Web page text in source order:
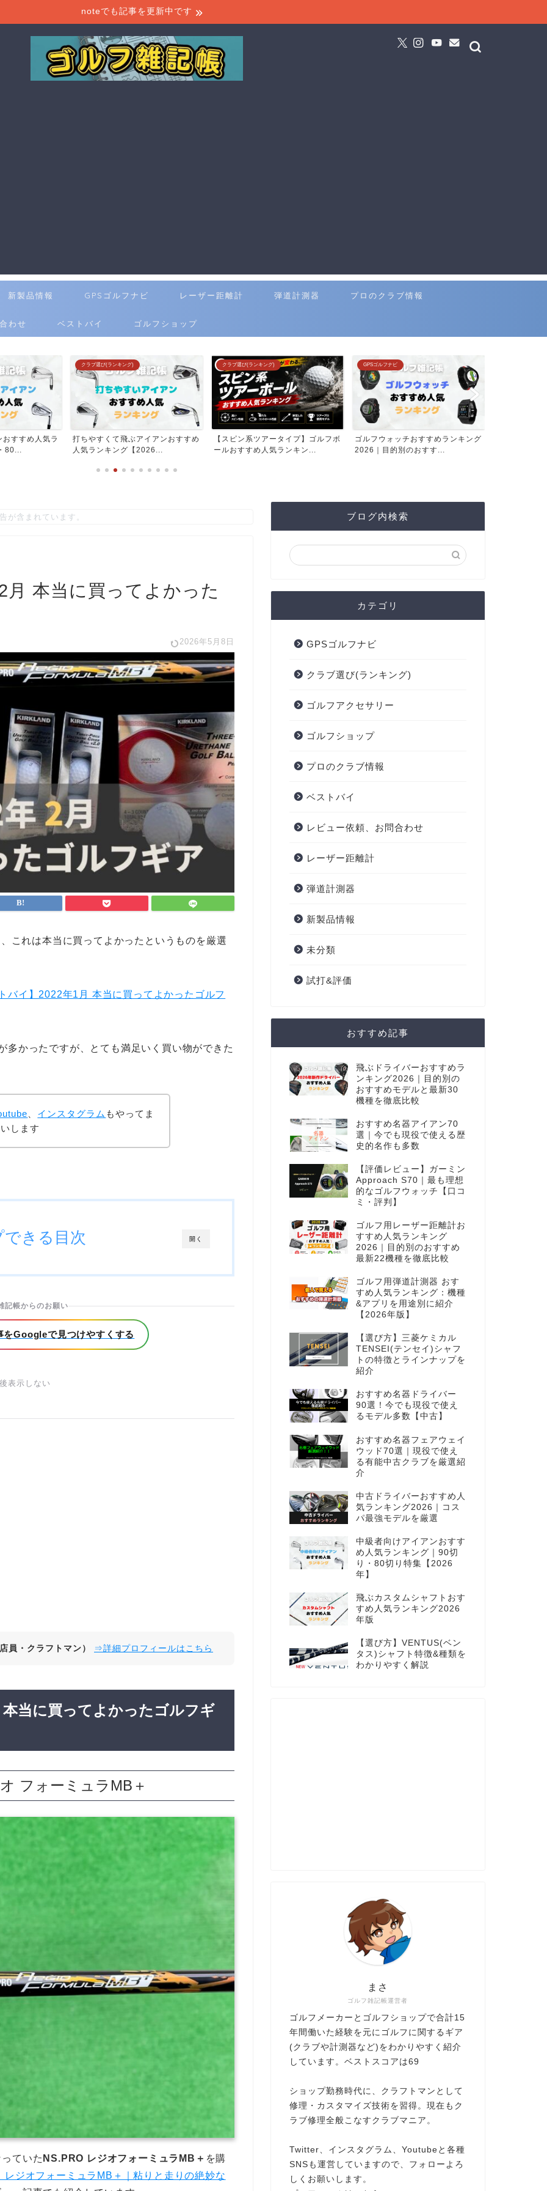
noteでも記事を更新中です
新製品情報 GPSゴルフナビ レーザー距離計 弾道計測器 プロのクラブ情報
わせ ベストバイ ゴルフショップ
すすめ人気ラ
80...
クラブ選び(ランキング)
打ちやすくて飛ぶアイアンおすすめ
人気ランキング【2026...
クラブ選び(ランキング)
【スピン系ツアータイプ】ゴルフボ
ールおすすめ人気ランキン...
GPSゴルフナビ
ゴルフウォッチおすすめランキング
2026｜目的別のおすす...
が含まれています。
本当に買ってよかった
2026年5月8日
これは本当に買ってよかったというものを厳選
バイ】2022年1月 本当に買ってよかったゴルフ
多かったですが、とても満足いく買い物ができた
インスタグラム もやってま
します
開く
きる目次
記帳からのお願い
をGoogleで見つけやすくする
表示しない
員・クラフトマン） ⇒詳細プロフィールはこちら
当に買ってよかったゴルフギ
フォーミュラMB＋
ていた NS.PRO レジオフォーミュラMB＋ を購
ジオフォーミュラMB＋｜粘りと走りの絶妙な
ブログ内検索
カテゴリ
GPSゴルフナビ
クラブ選び(ランキング)
ゴルフアクセサリー
ゴルフショップ
プロのクラブ情報
ベストバイ
レビュー依頼、お問合わせ
レーザー距離計
弾道計測器
新製品情報
未分類
試打&評価
おすすめ記事
飛ぶドライバーおすすめラ
ンキング2026｜目的別の
おすすめモデルと最新30
機種を徹底比較
おすすめ名器アイアン70
選｜今でも現役で使える歴
史的名作も多数
【評価レビュー】ガーミン
Approach S70｜最も理想
的なゴルフウォッチ【口コ
ミ・評判】
ゴルフ用レーザー距離計お
すすめ人気ランキング
2026｜目的別のおすすめ
最新22機種を徹底比較
ゴルフ用弾道計測器 おす
すめ人気ランキング：機種
&アプリを用途別に紹介
【2026年版】
【選び方】三菱ケミカル
TENSEI(テンセイ)シャフ
トの特徴とラインナップを
紹介
おすすめ名器ドライバー
90選！今でも現役で使え
るモデル多数【中古】
おすすめ名器フェアウェイ
ウッド70選｜現役で使え
る有能中古クラブを厳選紹
介
中古ドライバーおすすめ人
気ランキング2026｜コス
パ最強モデルを厳選
中級者向けアイアンおすす
め人気ランキング｜90切
り・80切り特集【2026
年】
飛ぶカスタムシャフトおす
すめ人気ランキング2026
年版
【選び方】VENTUS(ベン
タス)シャフト特徴&種類を
わかりやすく解説
ゴルフ雑記帳運営者
まさ
ゴルフメーカーとゴルフショップで合計15
年間働いた経験を元にゴルフに関するギア
(クラブや計測器など)をわかりやすく紹介
しています。ベストスコアは69
ショップ勤務時代に、クラフトマンとして
修理・カスタマイズ技術を習得。現在もク
ラブ修理全般こなすクラブマニア。
Twitter、インスタグラム、Youtubeと各種
SNSも運営していますので、フォローよろ
しくお願いします。